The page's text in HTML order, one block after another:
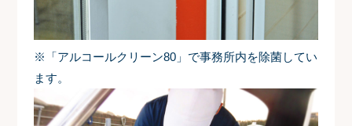
※「アルコールクリーン80」で事務所内を除菌してい
ます。